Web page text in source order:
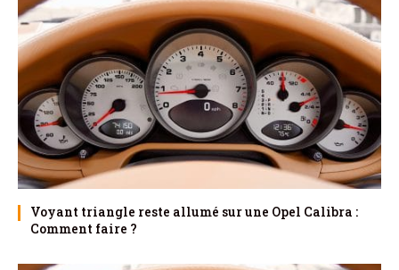
Voyant triangle reste allumé sur une Opel Calibra :
Comment faire ?